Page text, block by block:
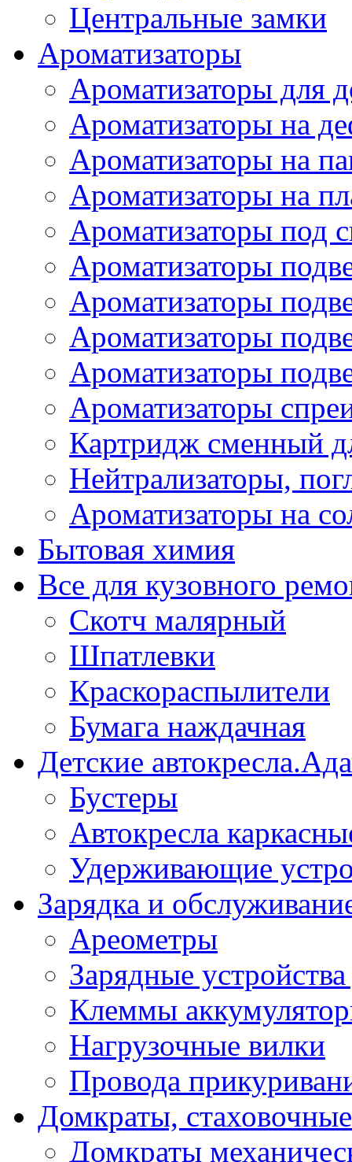
Центральные замки
Ароматизаторы
Ароматизаторы для
Ароматизаторы на
Ароматизаторы на
Ароматизаторы на
Ароматизаторы под
Ароматизаторы
Ароматизаторы
Ароматизаторы
Ароматизаторы
Ароматизаторы
Картридж сменный
Нейтрализаторы,
Ароматизаторы на
Бытовая химия
Все для кузовного
Скотч малярный
Шпатлевки
Краскораспылители
Бумага наждачная
Детские
Бустеры
Автокресла
Удерживающие
Зарядка и
Ареометры
Зарядные
Клеммы
Нагрузочные вилки
Провода
Домкраты,
Домкраты